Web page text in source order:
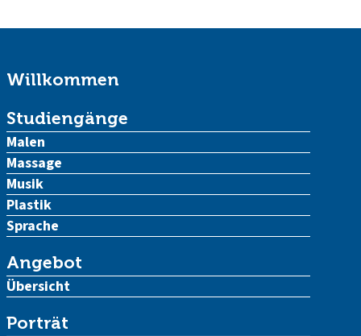
Willkommen
Studiengänge
Malen
Massage
Musik
Plastik
Sprache
Angebot
Übersicht
Porträt